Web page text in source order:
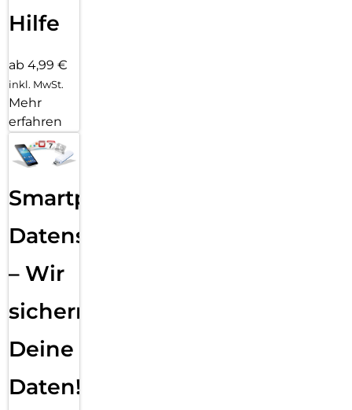
Hilfe
ab 4,99 €
inkl. MwSt.
Mehr
erfahren
Smartphone
Datensicherung
– Wir
sichern
Deine
Daten!